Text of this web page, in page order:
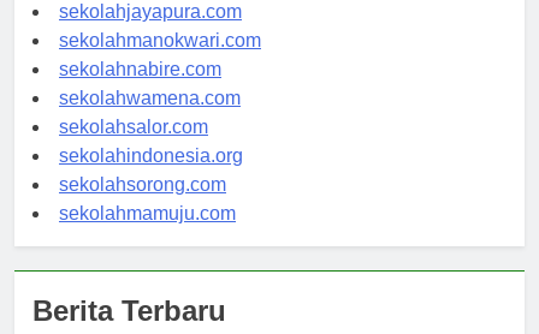
sekolahambon.com
sekolahjayapura.com
sekolahmanokwari.com
sekolahnabire.com
sekolahwamena.com
sekolahsalor.com
sekolahindonesia.org
sekolahsorong.com